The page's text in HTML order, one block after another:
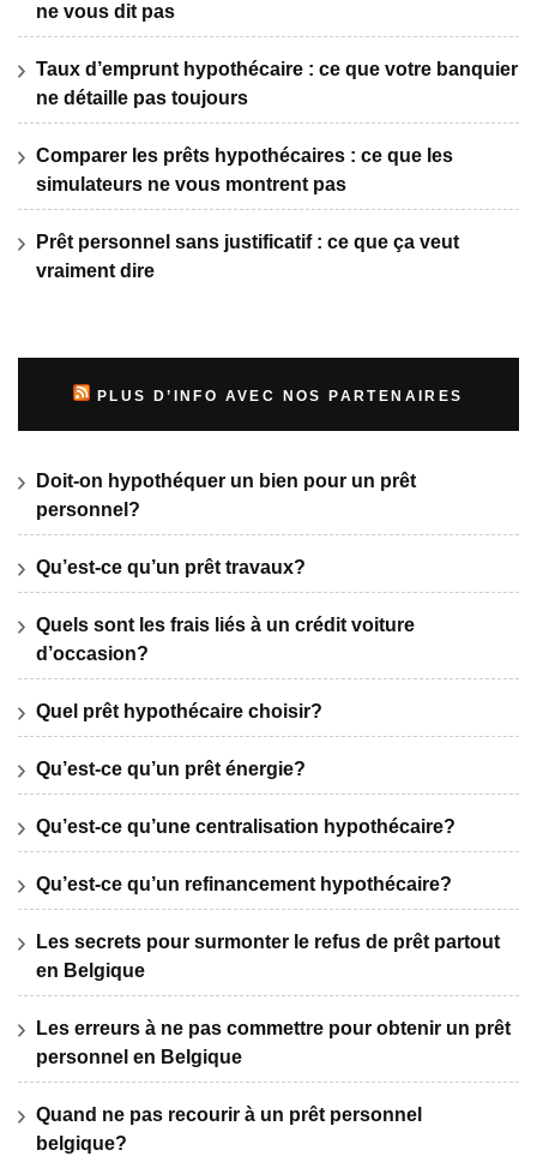
ne vous dit pas
Taux d’emprunt hypothécaire : ce que votre banquier
ne détaille pas toujours
Comparer les prêts hypothécaires : ce que les
simulateurs ne vous montrent pas
Prêt personnel sans justificatif : ce que ça veut
vraiment dire
PLUS D’INFO AVEC NOS PARTENAIRES
Doit-on hypothéquer un bien pour un prêt
personnel?
Qu’est-ce qu’un prêt travaux?
Quels sont les frais liés à un crédit voiture
d’occasion?
Quel prêt hypothécaire choisir?
Qu’est-ce qu’un prêt énergie?
Qu’est-ce qu’une centralisation hypothécaire?
Qu’est-ce qu’un refinancement hypothécaire?
Les secrets pour surmonter le refus de prêt partout
en Belgique
Les erreurs à ne pas commettre pour obtenir un prêt
personnel en Belgique
Quand ne pas recourir à un prêt personnel
belgique?